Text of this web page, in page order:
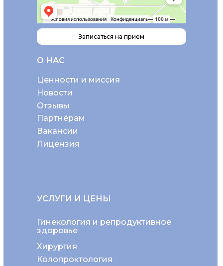
О НАС
Ценности и миссия
Новости
Отзывы
Партнёрам
Вакансии
Лицензия
Колопроктология
Хирургия
Гинекология и репродуктивное
здоровье
УСЛУГИ И ЦЕНЫ
Записаться на прием